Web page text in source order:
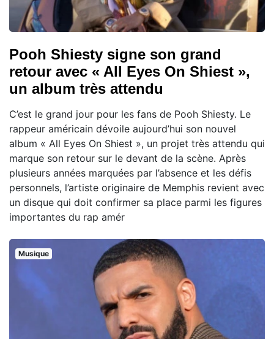
Pooh Shiesty signe son grand
retour avec « All Eyes On Shiest »,
un album très attendu
C’est le grand jour pour les fans de Pooh Shiesty. Le
rappeur américain dévoile aujourd’hui son nouvel
album « All Eyes On Shiest », un projet très attendu qui
marque son retour sur le devant de la scène. Après
plusieurs années marquées par l’absence et les défis
personnels, l’artiste originaire de Memphis revient avec
un disque qui doit confirmer sa place parmi les figures
importantes du rap amér
Musique